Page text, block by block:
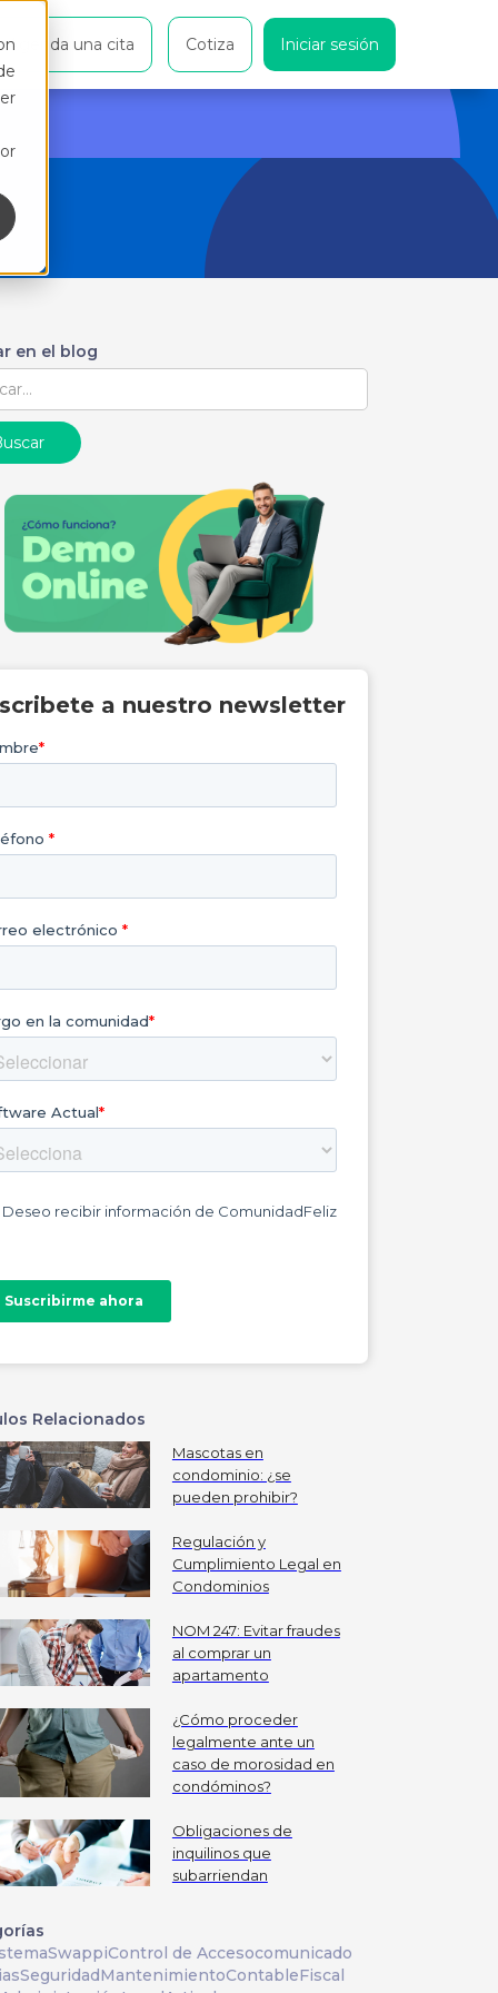
Agenda una cita Cotiza Iniciar sesión
en el blog
a nuestro newsletter
Relacionados
Mascotas en
condominio: ¿se
pueden prohibir?
Regulación y
Cumplimiento Legal en
Condominios
NOM 247: Evitar fraudes
al comprar un
apartamento
¿Cómo proceder
legalmente ante un
caso de morosidad en
condóminos?
Obligaciones de
inquilinos que
subarriendan
SwappiControl de Accesocomunicado
SeguridadMantenimientoContableFiscal